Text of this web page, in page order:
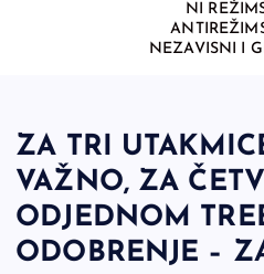
NI
NEZAVISNI I
ZA TRI
VAŽNO, ZA
ODJEDNOM
ODOBRENJE –